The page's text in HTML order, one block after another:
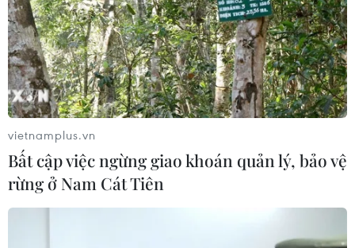
vietnamplus.vn
Bất cập việc ngừng giao khoán quản lý, bảo vệ
rừng ở Nam Cát Tiên